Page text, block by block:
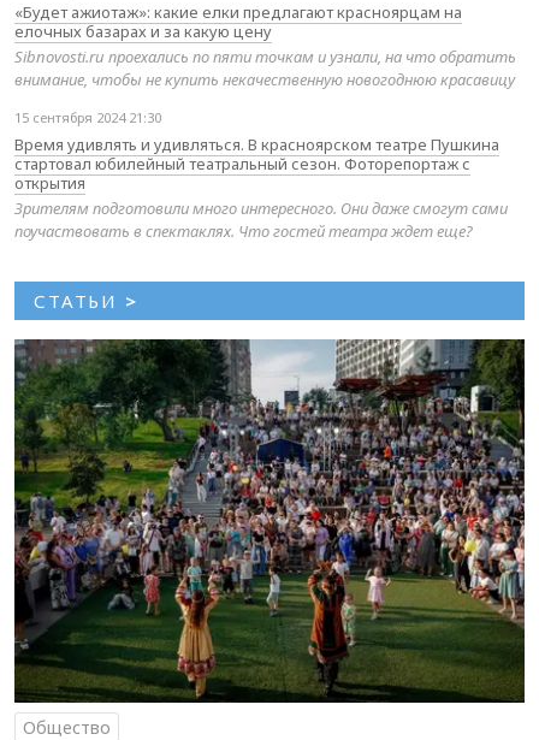
«Будет ажиотаж»: какие елки предлагают красноярцам на
елочных базарах и за какую цену
Sibnovosti.ru проехались по пяти точкам и узнали, на что обратить
внимание, чтобы не купить некачественную новогоднюю красавицу
15 сентября 2024 21:30
Время удивлять и удивляться. В красноярском театре Пушкина
стартовал юбилейный театральный сезон. Фоторепортаж с
открытия
Зрителям подготовили много интересного. Они даже смогут сами
поучаствовать в спектаклях. Что гостей театра ждет еще?
СТАТЬИ >
Общество